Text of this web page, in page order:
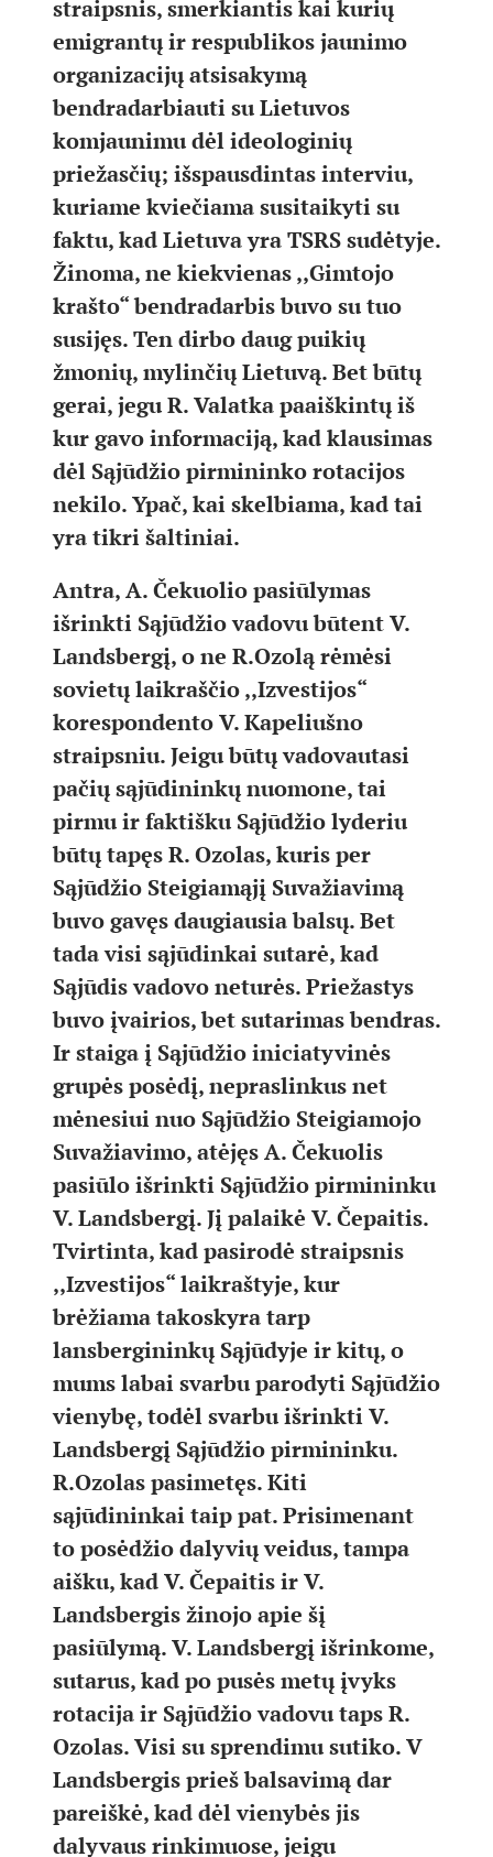
straipsnis, smerkiantis kai kurių
emigrantų ir respublikos jaunimo
organizacijų atsisakymą
bendradarbiauti su Lietuvos
komjaunimu dėl ideologinių
priežasčių; išspausdintas interviu,
kuriame kviečiama susitaikyti su
faktu, kad Lietuva yra TSRS sudėtyje.
Žinoma, ne kiekvienas ,,Gimtojo
krašto“ bendradarbis buvo su tuo
susijęs. Ten dirbo daug puikių
žmonių, mylinčių Lietuvą. Bet būtų
gerai, jegu R. Valatka paaiškintų iš
kur gavo informaciją, kad klausimas
dėl Sąjūdžio pirmininko rotacijos
nekilo. Ypač, kai skelbiama, kad tai
yra tikri šaltiniai.
Antra, A. Čekuolio pasiūlymas
išrinkti Sąjūdžio vadovu būtent V.
Landsbergį, o ne R.Ozolą rėmėsi
sovietų laikraščio ,,Izvestijos“
korespondento V. Kapeliušno
straipsniu. Jeigu būtų vadovautasi
pačių sąjūdininkų nuomone, tai
pirmu ir faktišku Sąjūdžio lyderiu
būtų tapęs R. Ozolas, kuris per
Sąjūdžio Steigiamąjį Suvažiavimą
buvo gavęs daugiausia balsų. Bet
tada visi sąjūdinkai sutarė, kad
Sąjūdis vadovo neturės. Priežastys
buvo įvairios, bet sutarimas bendras.
Ir staiga į Sąjūdžio iniciatyvinės
grupės posėdį, nepraslinkus net
mėnesiui nuo Sąjūdžio Steigiamojo
Suvažiavimo, atėjęs A. Čekuolis
pasiūlo išrinkti Sąjūdžio pirmininku
V. Landsbergį. Jį palaikė V. Čepaitis.
Tvirtinta, kad pasirodė straipsnis
,,Izvestijos“ laikraštyje, kur
brėžiama takoskyra tarp
lansbergininkų Sąjūdyje ir kitų, o
mums labai svarbu parodyti Sąjūdžio
vienybę, todėl svarbu išrinkti V.
Landsbergį Sąjūdžio pirmininku.
R.Ozolas pasimetęs. Kiti
sąjūdininkai taip pat. Prisimenant
to posėdžio dalyvių veidus, tampa
aišku, kad V. Čepaitis ir V.
Landsbergis žinojo apie šį
pasiūlymą. V. Landsbergį išrinkome,
sutarus, kad po pusės metų įvyks
rotacija ir Sąjūdžio vadovu taps R.
Ozolas. Visi su sprendimu sutiko. V
Landsbergis prieš balsavimą dar
pareiškė, kad dėl vienybės jis
dalyvaus rinkimuose, jeigu